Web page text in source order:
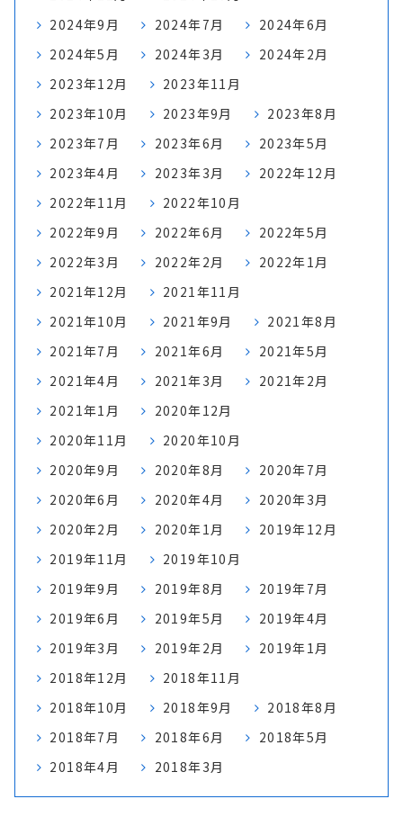
2024年9月
2024年7月
2024年6月
2024年5月
2024年3月
2024年2月
2023年12月
2023年11月
2023年10月
2023年9月
2023年8月
2023年7月
2023年6月
2023年5月
2023年4月
2023年3月
2022年12月
2022年11月
2022年10月
2022年9月
2022年6月
2022年5月
2022年3月
2022年2月
2022年1月
2021年12月
2021年11月
2021年10月
2021年9月
2021年8月
2021年7月
2021年6月
2021年5月
2021年4月
2021年3月
2021年2月
2021年1月
2020年12月
2020年11月
2020年10月
2020年9月
2020年8月
2020年7月
2020年6月
2020年4月
2020年3月
2020年2月
2020年1月
2019年12月
2019年11月
2019年10月
2019年9月
2019年8月
2019年7月
2019年6月
2019年5月
2019年4月
2019年3月
2019年2月
2019年1月
2018年12月
2018年11月
2018年10月
2018年9月
2018年8月
2018年7月
2018年6月
2018年5月
2018年4月
2018年3月